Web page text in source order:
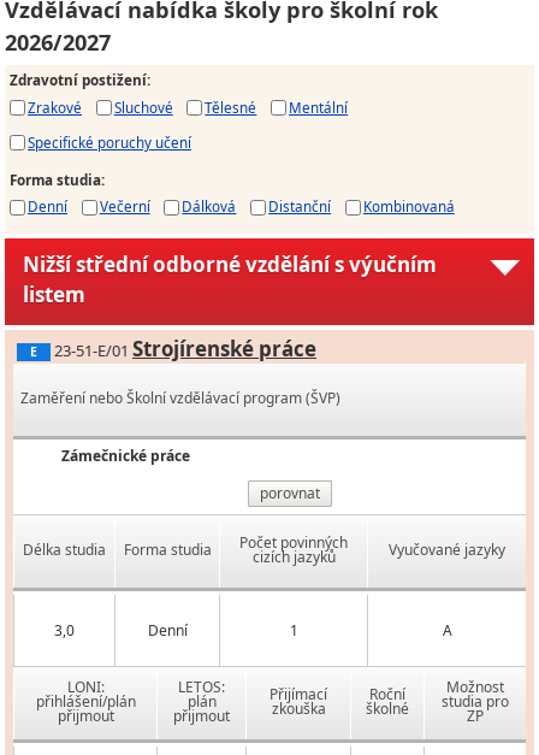
Vzdělávací nabídka školy pro školní rok
2026/2027
Zdravotní postižení:
Zrakové
Sluchové Tělesné
Mentální
Specifické poruchy učení
Forma studia:
Denní
Večerní Dálková Distanční Kombinovaná
Nižší střední odborné vzdělání s výučním
listem
E 23-51-E/01 Strojírenské práce
Zaměření nebo Školní vzdělávací program (ŠVP)
Zámečnické práce
porovnat
Délka studia Forma studia Počet povinných
cizích jazyků Vyučované jazyky
3,0 Denní 1 A
LONI:
přihlášení/plán
přijmout
LETOS:
plán
přijmout
Přijímací
zkouška
Roční
školné
Možnost
studia pro
ZP